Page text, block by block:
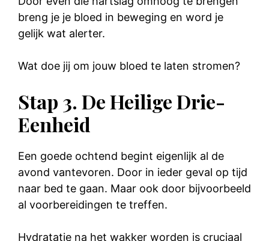
breng je je bloed in beweging en word je
gelijk wat alerter.
Wat doe jij om jouw bloed te laten stromen?
Stap 3. De Heilige Drie-
Eenheid
Een goede ochtend begint eigenlijk al de
avond vantevoren. Door in ieder geval op tijd
naar bed te gaan. Maar ook door bijvoorbeeld
al voorbereidingen te treffen.
Hydratatie na het wakker worden is cruciaal